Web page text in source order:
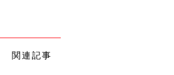
関連記事